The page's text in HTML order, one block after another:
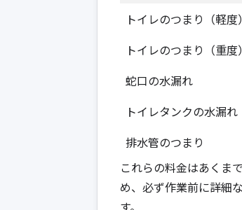
トイレのつまり（軽度）
トイレのつまり（重度）
蛇口の水漏れ
トイレタンクの水漏れ
排水管のつまり
これらの料金はあくま
め、必ず作業前に詳細
す。